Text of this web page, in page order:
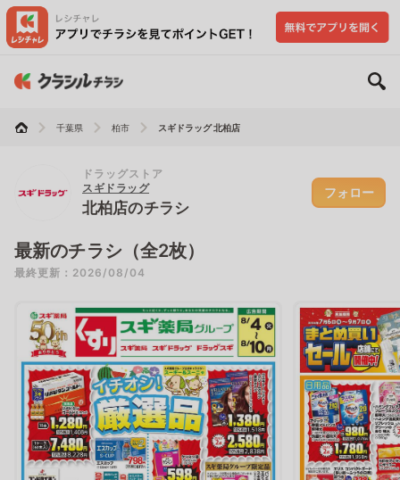
千葉県 柏市 スギドラッグ 北柏店
ドラッグストア
スギドラッグ
北柏店のチラシ
フォロー
最新のチラシ（全2枚）
最終更新：2026/08/04